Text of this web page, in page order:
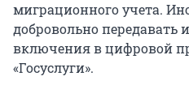
миграционного учета.
добровольно передавать
включения в цифровой
«Госуслуги».